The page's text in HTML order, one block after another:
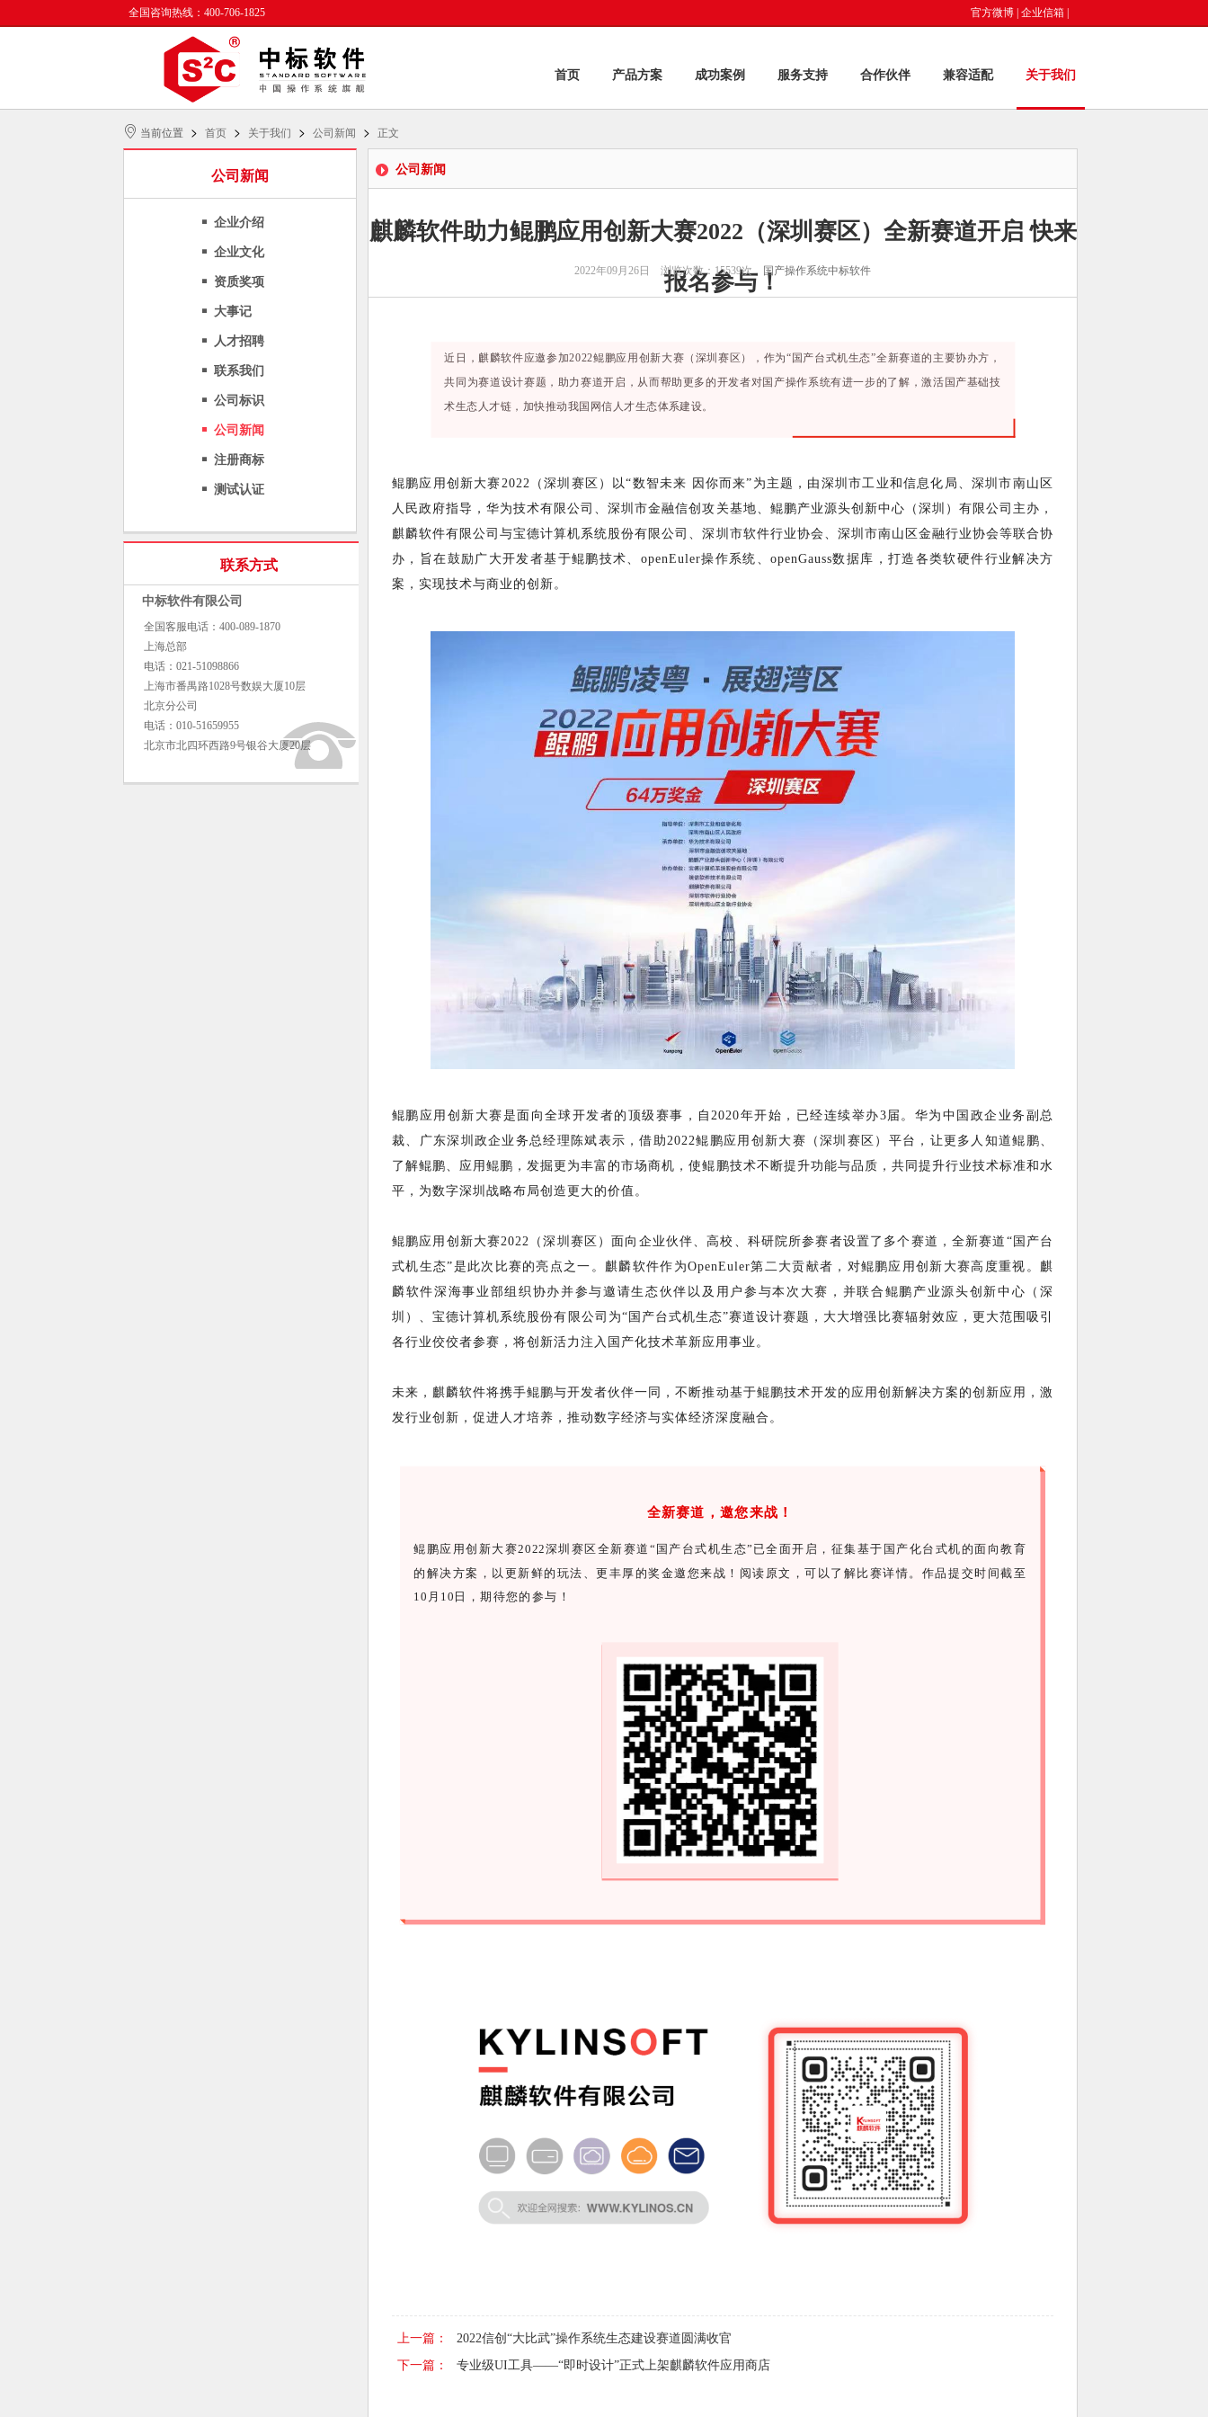
全国咨询热线：400-706-1825 官方微博 企业信箱
首页 产品方案 成功案例 服务支持 合作伙伴 兼容适配 关于我们
当前位置 > 首页 > 关于我们 > 公司新闻 > 正文
公司新闻
企业介绍
企业文化
资质奖项
大事记
人才招聘
联系我们
公司标识
公司新闻
注册商标
测试认证
联系方式
中标软件有限公司
全国客服电话：400-089-1870
上海总部
电话：021-51098866
上海市番禺路1028号数娱大厦10层
北京分公司
电话：010-51659955
北京市北四环西路9号银谷大厦20层
公司新闻
麒麟软件助力鲲鹏应用创新大赛2022（深圳赛区）全新赛道开启 快来
报名参与！
2022年09月26日 浏览次数：15539次 国产操作系统中标软件
近日，麒麟软件应邀参加2022鲲鹏应用创新大赛（深圳赛区），作为“国产台式机生态”全新赛道的主要协办方，
共同为赛道设计赛题，助力赛道开启，从而帮助更多的开发者对国产操作系统有进一步的了解，激活国产基础技
术生态人才链，加快推动我国网信人才生态体系建设。
鲲鹏应用创新大赛2022（深圳赛区）以“数智未来 因你而来”为主题，由深圳市工业和信息化局、深圳市南山区
人民政府指导，华为技术有限公司、深圳市金融信创攻关基地、鲲鹏产业源头创新中心（深圳）有限公司主办，
麒麟软件有限公司与宝德计算机系统股份有限公司、深圳市软件行业协会、深圳市南山区金融行业协会等联合协
办，旨在鼓励广大开发者基于鲲鹏技术、openEuler操作系统、openGauss数据库，打造各类软硬件行业解决方
案，实现技术与商业的创新。
鲲鹏应用创新大赛是面向全球开发者的顶级赛事，自2020年开始，已经连续举办3届。华为中国政企业务副总
裁、广东深圳政企业务总经理陈斌表示，借助2022鲲鹏应用创新大赛（深圳赛区）平台，让更多人知道鲲鹏、
了解鲲鹏、应用鲲鹏，发掘更为丰富的市场商机，使鲲鹏技术不断提升功能与品质，共同提升行业技术标准和水
平，为数字深圳战略布局创造更大的价值。
鲲鹏应用创新大赛2022（深圳赛区）面向企业伙伴、高校、科研院所参赛者设置了多个赛道，全新赛道“国产台
式机生态”是此次比赛的亮点之一。麒麟软件作为OpenEuler第二大贡献者，对鲲鹏应用创新大赛高度重视。麒
麟软件深海事业部组织协办并参与邀请生态伙伴以及用户参与本次大赛，并联合鲲鹏产业源头创新中心（深
圳）、宝德计算机系统股份有限公司为“国产台式机生态”赛道设计赛题，大大增强比赛辐射效应，更大范围吸引
各行业佼佼者参赛，将创新活力注入国产化技术革新应用事业。
未来，麒麟软件将携手鲲鹏与开发者伙伴一同，不断推动基于鲲鹏技术开发的应用创新解决方案的创新应用，激
发行业创新，促进人才培养，推动数字经济与实体经济深度融合。
全新赛道，邀您来战！
鲲鹏应用创新大赛2022深圳赛区全新赛道“国产台式机生态”已全面开启，征集基于国产化台式机的面向教育
的解决方案，以更新鲜的玩法、更丰厚的奖金邀您来战！阅读原文，可以了解比赛详情。作品提交时间截至
10月10日，期待您的参与！
上一篇：
2022信创“大比武”操作系统生态建设赛道圆满收官
下一篇：
专业级UI工具——“即时设计”正式上架麒麟软件应用商店